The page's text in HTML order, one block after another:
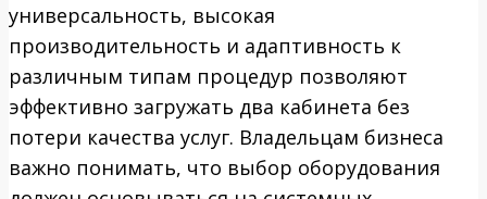
универсальность, высокая
производительность и адаптивность к
различным типам процедур позволяют
эффективно загружать два кабинета без
потери качества услуг. Владельцам бизнеса
важно понимать, что выбор оборудования